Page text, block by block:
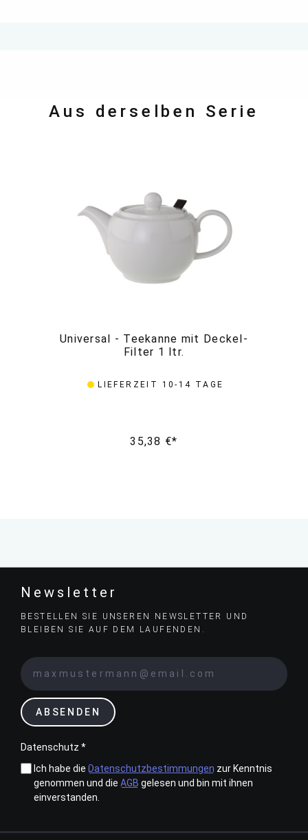
Aus derselben Serie
Universal - Teekanne mit Deckel-
Filter 1 ltr.
LIEFERZEIT 10-14 TAGE
35,38 €*
Newsletter
BESTELLEN SIE UNSEREN NEWSLETTER UND
BLEIBEN SIE AUF DEM LAUFENDEN.
ABSENDEN
Datenschutz *
Ich habe die Datenschutzbestimmungen zur Kenntnis
genommen und die AGB gelesen und bin mit ihnen
einverstanden.